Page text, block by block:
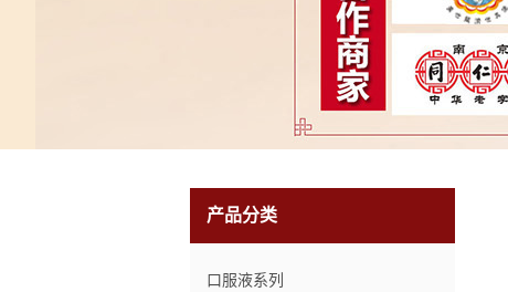
产品分类
口服液系列